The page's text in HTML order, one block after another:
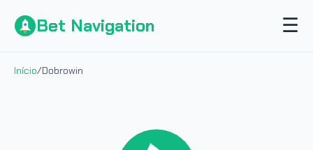
Bet Navigation ☰
Início/Dobrowin